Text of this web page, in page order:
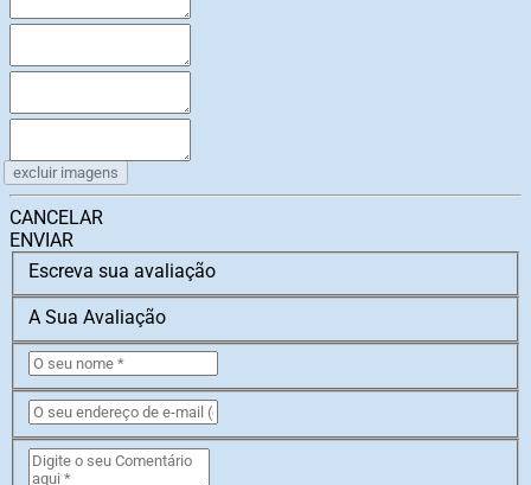
excluir imagens
CANCELAR
ENVIAR
Escreva sua avaliação
A Sua Avaliação